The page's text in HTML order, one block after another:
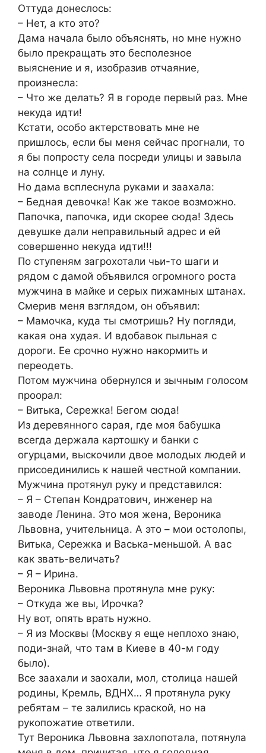
Оттуда донеслось:
– Нет, а кто это?
Дама начала было объяснять, но мне нужно
было прекращать это бесполезное
выяснение и я, изобразив отчаяние,
произнесла:
– Что же делать? Я в городе первый раз. Мне
некуда идти!
Кстати, особо актерствовать мне не
пришлось, если бы меня сейчас прогнали, то
я бы попросту села посреди улицы и завыла
на солнце и луну.
Но дама всплеснула руками и заахала:
– Бедная девочка! Как же такое возможно.
Папочка, папочка, иди скорее сюда! Здесь
девушке дали неправильный адрес и ей
совершенно некуда идти!!!
По ступеням загрохотали чьи-то шаги и
рядом с дамой объявился огромного роста
мужчина в майке и серых пижамных штанах.
Смерив меня взглядом, он объявил:
– Мамочка, куда ты смотришь? Ну погляди,
какая она худая. И вдобавок пыльная с
дороги. Ее срочно нужно накормить и
переодеть.
Потом мужчина обернулся и зычным голосом
проорал:
– Витька, Сережка! Бегом сюда!
Из деревянного сарая, где моя бабушка
всегда держала картошку и банки с
огурцами, выскочили двое молодых людей и
присоединились к нашей честной компании.
Мужчина протянул руку и представился:
– Я – Степан Кондратович, инженер на
заводе Ленина. Это моя жена, Вероника
Львовна, учительница. А это – мои остолопы,
Витька, Сережка и Васька-меньшой. А вас
как звать-величать?
– Я – Ирина.
Вероника Львовна протянула мне руку:
– Откуда же вы, Ирочка?
Ну вот, опять врать нужно.
– Я из Москвы (Москву я еще неплохо знаю,
поди-знай, что там в Киеве в 40-м году
было).
Все заахали и заохали, мол, столица нашей
родины, Кремль, ВДНХ… Я протянула руку
ребятам – те залились краской, но на
рукопожатие ответили.
Тут Вероника Львовна захлопотала, потянула